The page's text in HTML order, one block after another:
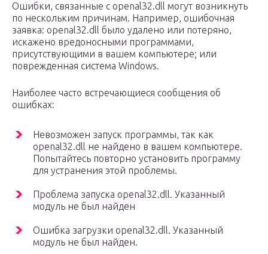
Ошибки, связанные с openal32.dll могут возникнуть
по нескольким причинам. Например, ошибочная
заявка: openal32.dll было удалено или потеряно,
искажено вредоносными программами,
присутствующими в вашем компьютере; или
поврежденная система Windows.
Наиболее часто встречающиеся сообщения об
ошибках:
Невозможен запуск программы, так как
openal32.dll не найдено в вашем компьютере.
Попытайтесь повторно установить программу
для устранения этой проблемы.
Проблема запуска openal32.dll. Указанный
модуль не был найден
Ошибка загрузки openal32.dll. Указанный
модуль не был найден.